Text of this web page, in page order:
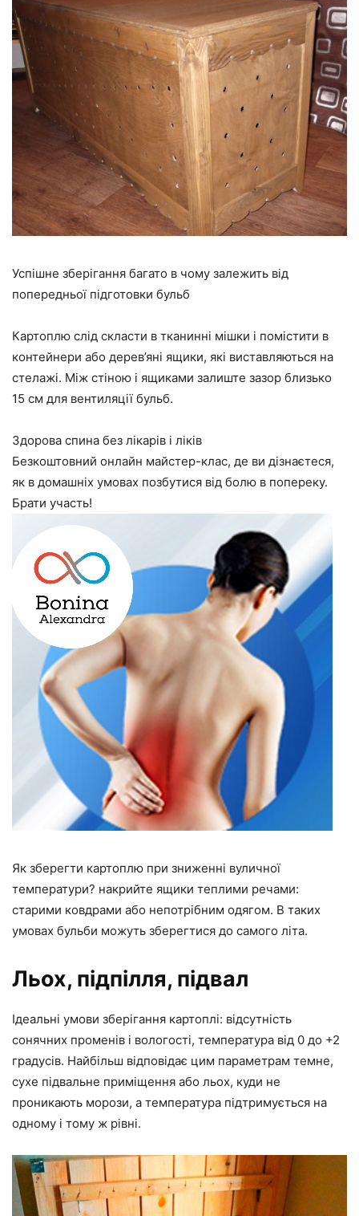
Успішне зберігання багато в чому залежить від
попередньої підготовки бульб
Картоплю слід скласти в тканинні мішки і помістити в
контейнери або дерев’яні ящики, які виставляються на
стелажі. Між стіною і ящиками залиште зазор близько
15 см для вентиляції бульб.
Здорова спина без лікарів і ліків
Безкоштовний онлайн майстер-клас, де ви дізнаєтеся,
як в домашніх умовах позбутися від болю в попереку.
Брати участь!
Як зберегти картоплю при зниженні вуличної
температури? накрийте ящики теплими речами:
старими ковдрами або непотрібним одягом. В таких
умовах бульби можуть зберегтися до самого літа.
Льох, підпілля, підвал
Ідеальні умови зберігання картоплі: відсутність
сонячних променів і вологості, температура від 0 до +2
градусів. Найбільш відповідає цим параметрам темне,
сухе підвальне приміщення або льох, куди не
проникають морози, а температура підтримується на
одному і тому ж рівні.